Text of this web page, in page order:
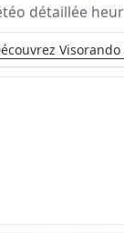
détaillée